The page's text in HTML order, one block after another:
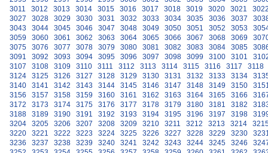
3011
3012 3013 3014 3015 3016 3017 3018 3019 3020 3021
3027
3028 3029 3030 3031 3032 3033 3034 3035 3036 3037
3043
3044 3045 3046 3047 3048 3049 3050 3051 3052 3053
3059
3060 3061 3062 3063 3064 3065 3066 3067 3068 3069
3075
3076 3077 3078 3079 3080 3081 3082 3083 3084 3085
3091
3092 3093 3094 3095 3096 3097 3098 3099 3100 3101
3107
3108 3109 3110 3111 3112 3113 3114 3115 3116 3117
3118
3124
3125 3126 3127 3128 3129 3130 3131 3132 3133 3134
3140
3141 3142 3143 3144 3145 3146 3147 3148 3149 3150
3156
3157 3158 3159 3160 3161 3162 3163 3164 3165 3166
3172
3173 3174 3175 3176 3177 3178 3179 3180 3181 3182
3188
3189 3190 3191 3192 3193 3194 3195 3196 3197 3198
3204
3205 3206 3207 3208 3209 3210 3211 3212 3213 3214
3220
3221 3222 3223 3224 3225 3226 3227 3228 3229 3230
3236
3237 3238 3239 3240 3241 3242 3243 3244 3245 3246